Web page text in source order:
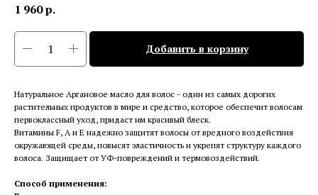
1 960р.
Добавить в корзину
Натуральное Аргановое масло для волос - один из самых дорогих
растительных продуктов в мире и средство, которое обеспечит волосам
первоклассный уход, придаст им красивый блеск.
Витамины F, A и E надежно защитят волосы от вредного воздействия
окружающей среды, повысят эластичность и укрепят структуру каждого
волоса. Защищает от УФ-повреждений и термовоздействий.
Способ применения: